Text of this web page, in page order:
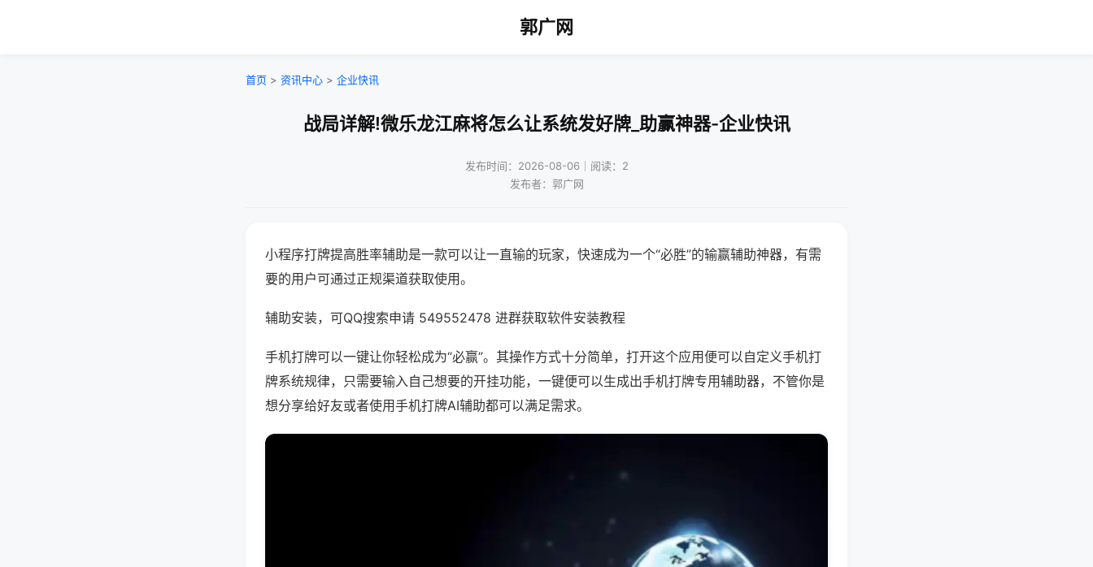
郭广网
首页 > 资讯中心 > 企业快讯
战局详解!微乐龙江麻将怎么让系统发好牌_助赢神器-企业快讯
发布时间：2026-08-06｜阅读：2
发布者：郭广网
小程序打牌提高胜率辅助是一款可以让一直输的玩家，快速成为一个“必胜”的输赢辅助神器，有需
要的用户可通过正规渠道获取使用。
辅助安装，可QQ搜索申请 549552478 进群获取软件安装教程
手机打牌可以一键让你轻松成为“必赢”。其操作方式十分简单，打开这个应用便可以自定义手机打
牌系统规律，只需要输入自己想要的开挂功能，一键便可以生成出手机打牌专用辅助器，不管你是
想分享给好友或者使用手机打牌AI辅助都可以满足需求。